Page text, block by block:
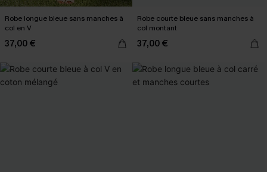
Robe longue bleue sans manches à
col en V
37,00 €
Robe courte bleue sans manches à
col montant
37,00 €